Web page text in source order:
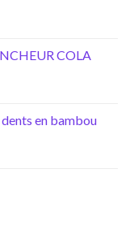
COLA
en bambou